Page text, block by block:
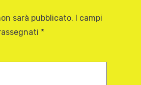
sarà pubblicato. I campi
*